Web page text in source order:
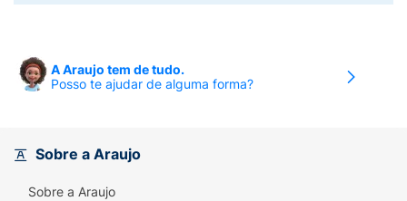
Quais são os benefícios da Fralda Bigfral
Os benefícios da Fralda Bigfral Plus G são:
A Araujo tem de tudo.
Posso te ajudar de alguma forma?
Sobre a Araujo
Sobre a Araujo